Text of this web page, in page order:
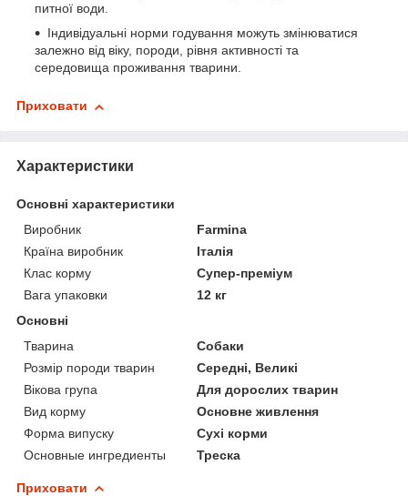
питної води.
Індивідуальні норми годування можуть змінюватися
залежно від віку, породи, рівня активності та
середовища проживання тварини.
Приховати
Характеристики
Основні характеристики
Виробник
Farmina
Країна виробник
Італія
Клас корму
Супер-преміум
Вага упаковки
12 кг
Основні
Тварина
Собаки
Розмір породи тварин
Середні, Великі
Вікова група
Для дорослих тварин
Вид корму
Основне живлення
Форма випуску
Сухі корми
Основные ингредиенты
Треска
Приховати